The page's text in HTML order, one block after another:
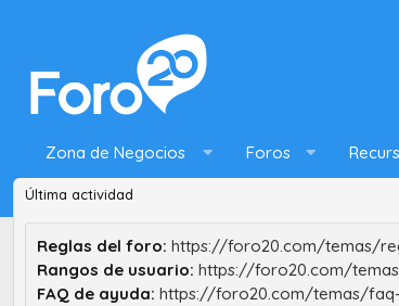
Zona de Negocios Foros
Última actividad
Reglas del foro: https://foro20.com/temas/
Rangos de usuario: https://foro20.com/
FAQ de ayuda: https://foro20.com/temas/